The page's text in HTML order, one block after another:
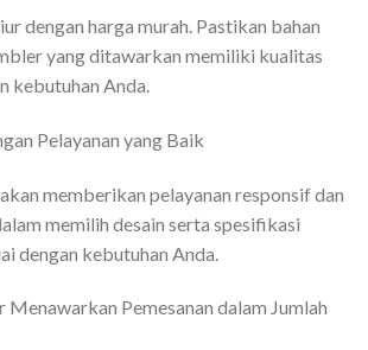
dengan harga murah. Pastikan bahan
yang ditawarkan memiliki kualitas
kebutuhan Anda.
Pelayanan yang Baik
memberikan pelayanan responsif dan
memilih desain serta spesifikasi
dengan kebutuhan Anda.
Menawarkan Pemesanan dalam Jumlah